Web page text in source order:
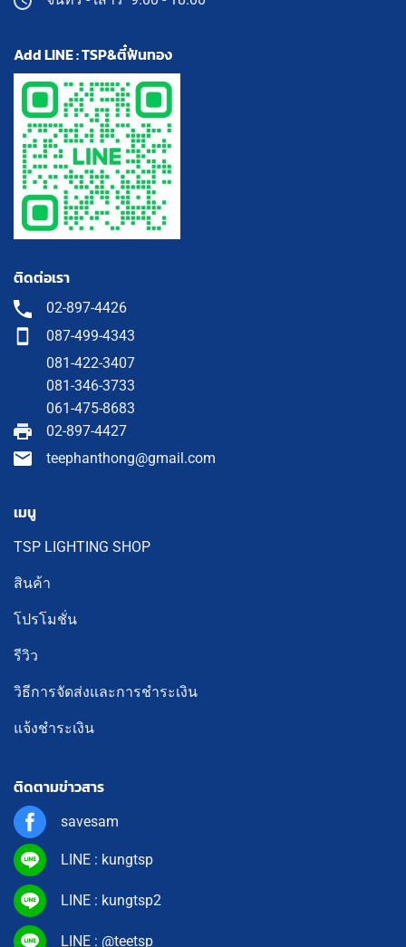
Add LINE : TSP&ตี๋ฟันทอง
ติดต่อเรา
02-897-4426
087-499-4343
081-422-3407
081-346-3733
061-475-8683
02-897-4427
teephanthong@gmail.com
เมนู
TSP LIGHTING SHOP
สินค้า
โปรโมชั่น
รีวิว
วิธีการจัดส่งและการชำระเงิน
แจ้งชำระเงิน
ติดตามข่าวสาร
savesam
LINE : kungtsp
LINE : kungtsp2
LINE : @teetsp